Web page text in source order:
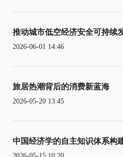
推动城市低空经济安全可持续
2026-06-01 14:46
旅居热潮背后的消费新蓝海
2026-05-20 13:45
中国经济学的自主知识体系构